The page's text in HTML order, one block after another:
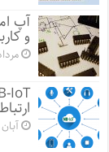
آپ
و
مرداد
آبان 30,